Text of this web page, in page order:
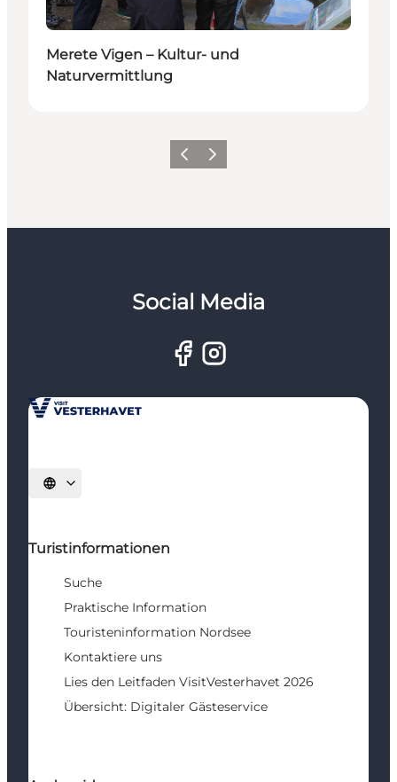
Merete Vigen – Kultur- und
Naturvermittlung
ZurückWeiter
Social Media
Sprache auswählen
Turistinformationen
Suche
Praktische Information
Touristeninformation Nordsee
Kontaktiere uns
Lies den Leitfaden VisitVesterhavet 2026
Übersicht: Digitaler Gästeservice